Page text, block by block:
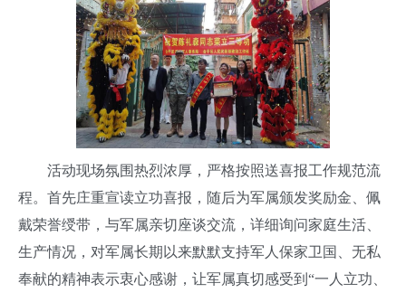
活动现场氛围热烈浓厚，严格按照送喜报工作规范流
程。首先庄重宣读立功喜报，随后为军属颁发奖励金、佩
戴荣誉绶带，与军属亲切座谈交流，详细询问家庭生活、
生产情况，对军属长期以来默默支持军人保家卫国、无私
奉献的精神表示衷心感谢，让军属真切感受到“一人立功、